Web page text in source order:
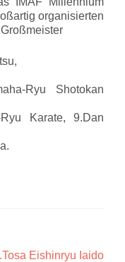
organisierten
Ryu Shotokan
Karate, 9.Dan
Eishinryu Iaido